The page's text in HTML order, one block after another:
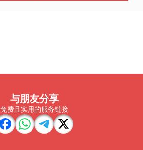
与朋友分享
免费且实用的服务链接